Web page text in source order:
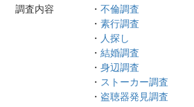
調査内容
・ 不倫調査
・ 素行調査
・ 人探し
・ 結婚調査
・ 身辺調査
・ ストーカー調査
・ 盗聴器発見調査